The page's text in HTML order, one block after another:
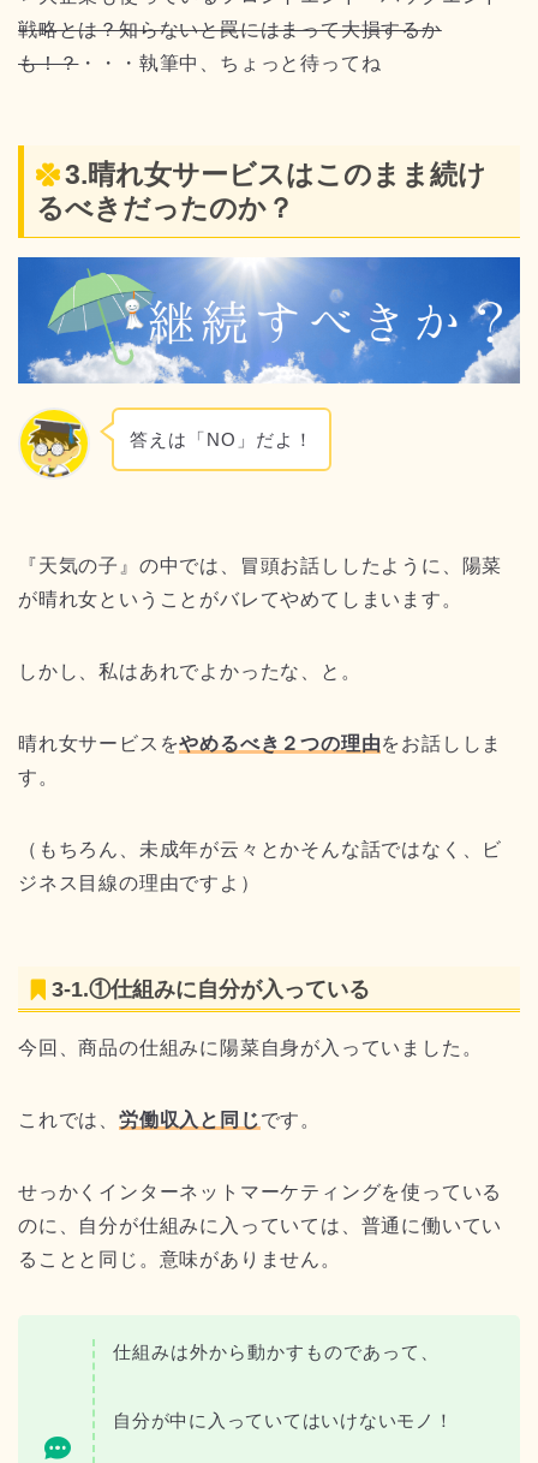
戦略とは？知らないと罠にはまって大損するか
も！？・・・執筆中、ちょっと待ってね
3.晴れ女サービスはこのまま続け
るべきだったのか？
答えは「NO」だよ！
『天気の子』の中では、冒頭お話ししたように、陽菜
が晴れ女ということがバレてやめてしまいます。
しかし、私はあれでよかったな、と。
晴れ女サービスをやめるべき２つの理由をお話ししま
す。
（もちろん、未成年が云々とかそんな話ではなく、ビ
ジネス目線の理由ですよ）
3-1.①仕組みに自分が入っている
今回、商品の仕組みに陽菜自身が入っていました。
これでは、 労働収入と同じです。
せっかくインターネットマーケティングを使っている
のに、自分が仕組みに入っていては、普通に働いてい
ることと同じ。意味がありません。
仕組みは外から動かすものであって、
自分が中に入っていてはいけないモノ！